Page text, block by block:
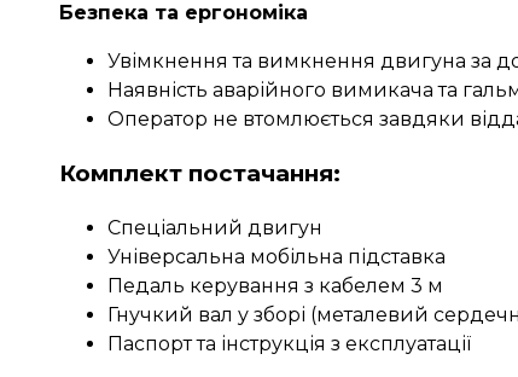
Безпека та ергономіка
Увімкнення та вимкнення двигуна за
Наявність аварійного вимикача та
Оператор не втомлюється завдяки
Комплект постачання:
Спеціальний двигун
Універсальна мобільна підставка
Педаль керування з кабелем 3 м
Гнучкий вал у зборі (металевий
Паспорт та інструкція з експлуатації